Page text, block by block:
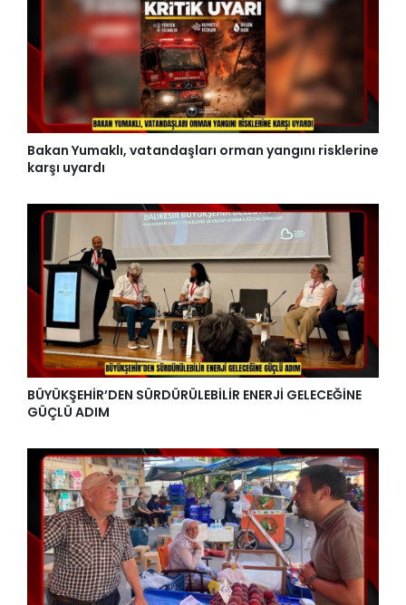
Bakan Yumaklı, vatandaşları orman yangını risklerine
karşı uyardı
BÜYÜKŞEHİR’DEN SÜRDÜRÜLEBİLİR ENERJİ GELECEĞİNE
GÜÇLÜ ADIM